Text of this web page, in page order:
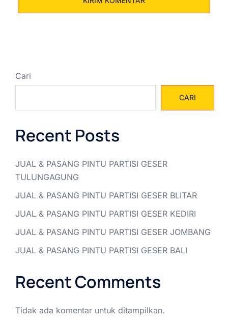
Cari
CARI
Recent Posts
JUAL & PASANG PINTU PARTISI GESER
TULUNGAGUNG
JUAL & PASANG PINTU PARTISI GESER BLITAR
JUAL & PASANG PINTU PARTISI GESER KEDIRI
JUAL & PASANG PINTU PARTISI GESER JOMBANG
JUAL & PASANG PINTU PARTISI GESER BALI
Recent Comments
Tidak ada komentar untuk ditampilkan.